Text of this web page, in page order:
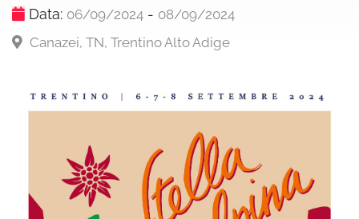
Data: 06/09/2024 - 08/09/2024
Canazei, TN, Trentino Alto Adige